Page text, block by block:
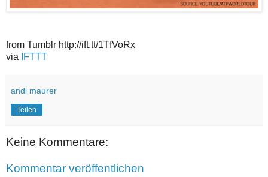
from Tumblr http://ift.tt/1TfVoRx
via
IFTTT
andi maurer
Teilen
Keine Kommentare:
Kommentar veröffentlichen